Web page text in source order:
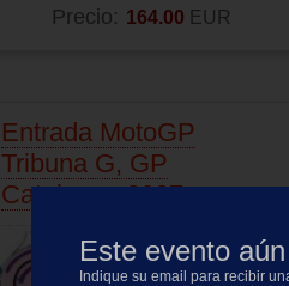
Este evento
Indique su email para recibir
Precio: 164.00 EUR
Entrada MotoGP
Tribuna G, GP
Catalunya 2027